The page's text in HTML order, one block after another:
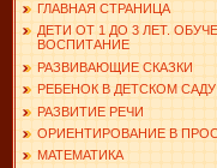
ГЛАВНАЯ СТРАНИЦА
ДЕТИ ОТ 1 ДО 3 ЛЕТ.
ВОСПИТАНИЕ
РАЗВИВАЮЩИЕ СКАЗКИ
РЕБЕНОК В ДЕТСКОМ САДУ
РАЗВИТИЕ РЕЧИ
ОРИЕНТИРОВАНИЕ В
МАТЕМАТИКА